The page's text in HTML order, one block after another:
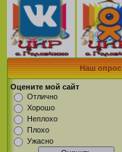
Наш опрос
Оцените мой сайт
Отлично
Хорошо
Неплохо
Плохо
Ужасно